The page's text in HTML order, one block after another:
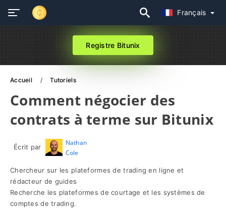
Français
Registre Bitunix
Accueil Tutoriels
Comment négocier des
contrats à terme sur Bitunix
Écrit par
Nathan
Cole
Chercheur sur les plateformes de trading en ligne et
rédacteur de guides
Recherche les plateformes de courtage et les systèmes de
comptes de trading.